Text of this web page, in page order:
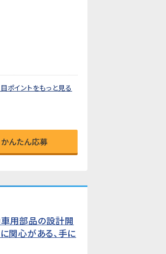
ポイントをもっと見る
かんたん応募
用部品の設計開
関心がある、手に